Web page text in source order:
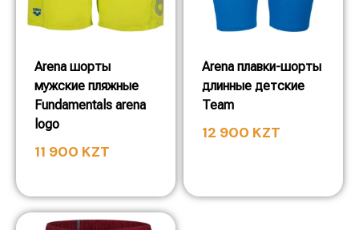
Arena шорты
мужские пляжные
Fundamentals arena
logo
11 900 KZT
Arena плавки-шорты
длинные детские
Team
12 900 KZT